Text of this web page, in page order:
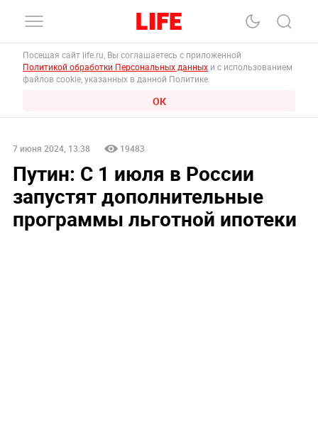
Посещая сайт life.ru, Вы соглашаетесь с приложенной
Политикой обработки Персональных данных и с использованием
файлов cookie, указанных в данной Политике.
ОК
7 июня 2024, 13:38 19483
Путин: С 1 июля в России
запустят дополнительные
программы льготной ипотеки